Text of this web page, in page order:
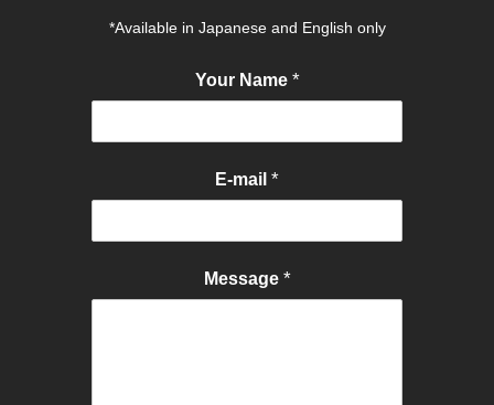
*Available in Japanese and English only
Your Name *
E-mail *
Message *